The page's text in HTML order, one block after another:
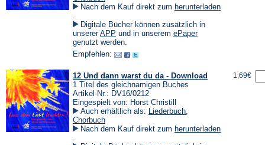
Nach dem Kauf direkt zum herunterladen
in
einem
neuen
Tab)
.
Digitale Bücher können zusätzlich in
unsererAPP (Öffnet
in
neuen
und in unserem ePaper(Öffnet
genutzt werden.
Empfehlen:
12 Und dann warst du da - Download
1 Titel des gleichnamigen Buches
Artikel-Nr.: DV16/0212
Eingespielt von: Horst Christill
Auch erhältlich als: Liederbuch,
Chorbuch
Nach dem Kauf direkt zum herunterladen
.
1,69€